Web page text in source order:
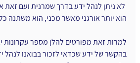
לא ניתן לנהל ידע בדרך שמרנית ועם זאת
הוא יותר אורגני מאשר מכני, הוא משתנה
למרות זאת מפורטים להלן מספר עקרונות
בהקשר של ידע שכדאי לזכור בבואנו לנהל